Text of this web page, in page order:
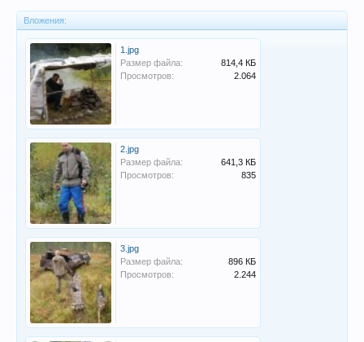
Вложения:
1.jpg
Размер файла:
814,4 КБ
Просмотров:
2.064
2.jpg
Размер файла:
641,3 КБ
Просмотров:
835
3.jpg
Размер файла:
896 КБ
Просмотров:
2.244